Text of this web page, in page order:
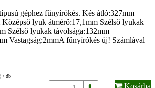
géphez fűnyírókés. Kés átló:327mm
Középső lyuk átmérő:17,1mm Szélső lyukak
Szélső lyukak távolsága:132mm
Vastagság:2mmA fűnyírókés új! Számlával
/ db
Kosárba